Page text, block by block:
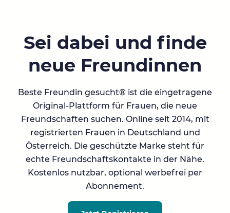
Sei dabei und finde
neue Freundinnen
Beste Freundin gesucht® ist die eingetragene
Original-Plattform für Frauen, die neue
Freundschaften suchen. Online seit 2014, mit
registrierten Frauen in Deutschland und
Österreich. Die geschützte Marke steht für
echte Freundschaftskontakte in der Nähe.
Kostenlos nutzbar, optional werbefrei per
Abonnement.